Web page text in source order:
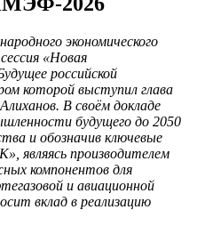
экономического
«Новая
российской
которой выступил глава
В своём докладе
будущего до 2050
и обозначив ключевые
являясь производителем
компонентов для
и авиационной
вклад в реализацию